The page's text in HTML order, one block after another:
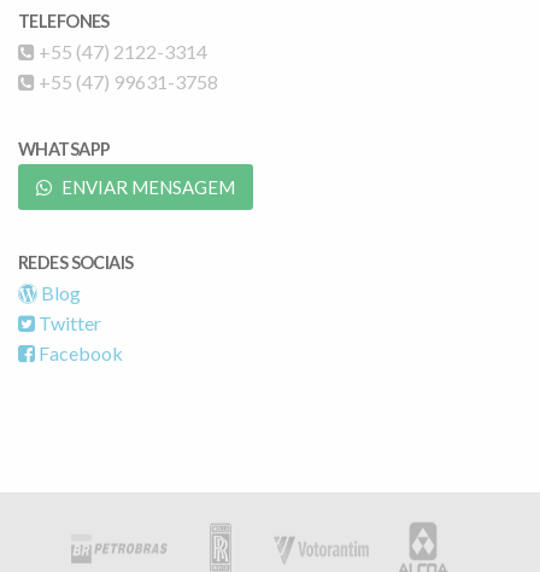
TELEFONES
+55 (47) 2122-3314
+55 (47) 99631-3758
WHATSAPP
ENVIAR MENSAGEM
REDES SOCIAIS
Blog
Twitter
Facebook